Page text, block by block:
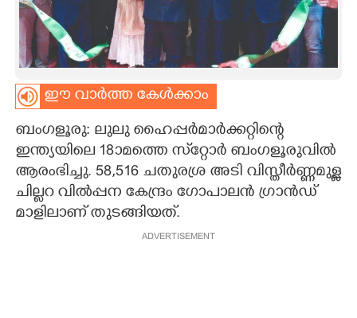
ART
LITERATURE
ZOOM
ഈ വാർത്ത കേൾക്കാം
ബംഗളൂരു: ലുലു ഹൈപ്പർമാർക്കറ്റിന്റെ
ഇന്ത്യയിലെ 18ാമത്തെ സ്‌റ്റോർ ബംഗളൂരുവിൽ
ആരംഭിച്ചു. 58,516 ചതുരശ്ര അടി വിസ്തീർണ്ണമുള്ള
ചില്ലറ വിൽപ്പന കേന്ദ്രം ഗോപാലൻ ഗ്രാൻഡ്
മാളിലാണ് തുടങ്ങിയത്.
ADVERTISEMENT